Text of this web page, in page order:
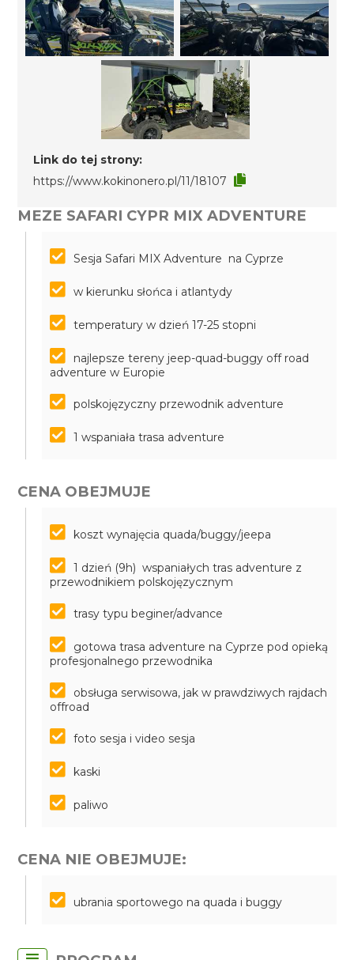
Link do tej strony:
https://www.kokinonero.pl/11/18107
MEZE SAFARI CYPR MIX ADVENTURE
Sesja Safari MIX Adventure na Cyprze
w kierunku słońca i atlantydy
temperatury w dzień 17-25 stopni
najlepsze tereny jeep-quad-buggy off road
adventure w Europie
polskojęzyczny przewodnik adventure
1 wspaniała trasa adventure
CENA OBEJMUJE
koszt wynajęcia quada/buggy/jeepa
1 dzień (9h) wspaniałych tras adventure z
przewodnikiem polskojęzycznym
trasy typu beginer/advance
gotowa trasa adventure na Cyprze pod opieką
profesjonalnego przewodnika
obsługa serwisowa, jak w prawdziwych rajdach
offroad
foto sesja i video sesja
kaski
paliwo
CENA NIE OBEJMUJE:
ubrania sportowego na quada i buggy